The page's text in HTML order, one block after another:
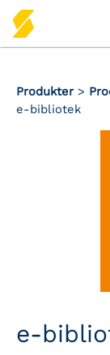
Produkter>
e-bibliotek
e-